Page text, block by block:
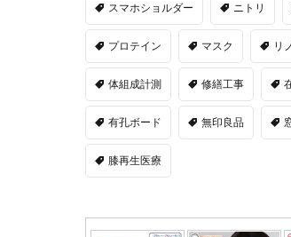
スマホショルダー ニトリ
プロテイン マスク リ
体組成計測 修繕工事
有孔ボード 無印良品
膝再生医療